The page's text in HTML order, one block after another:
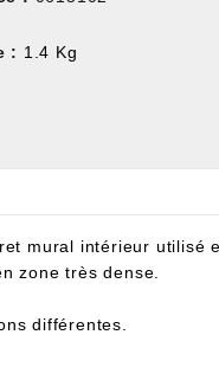
: 1.4 Kg
mural intérieur utilisé
zone très dense.
différentes.